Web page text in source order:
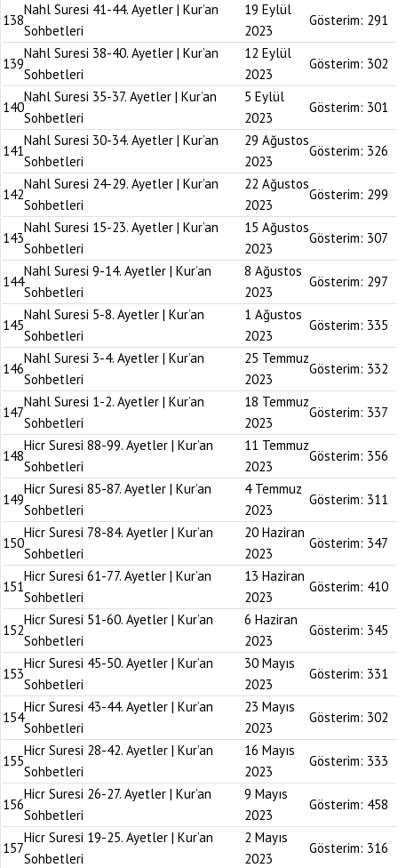
138
Nahl Suresi 41-44. Ayetler | Kur’an
Sohbetleri
19 Eylül
2023
Gösterim: 291
139
Nahl Suresi 38-40. Ayetler | Kur’an
Sohbetleri
12 Eylül
2023
Gösterim: 302
140
Nahl Suresi 35-37. Ayetler | Kur’an
Sohbetleri
5 Eylül
2023
Gösterim: 301
141
Nahl Suresi 30-34. Ayetler | Kur’an
Sohbetleri
29 Ağustos
2023
Gösterim: 326
142
Nahl Suresi 24-29. Ayetler | Kur’an
Sohbetleri
22 Ağustos
2023
Gösterim: 299
143
Nahl Suresi 15-23. Ayetler | Kur’an
Sohbetleri
15 Ağustos
2023
Gösterim: 307
144
Nahl Suresi 9-14. Ayetler | Kur’an
Sohbetleri
8 Ağustos
2023
Gösterim: 297
145
Nahl Suresi 5-8. Ayetler | Kur’an
Sohbetleri
1 Ağustos
2023
Gösterim: 335
146
Nahl Suresi 3-4. Ayetler | Kur’an
Sohbetleri
25 Temmuz
2023
Gösterim: 332
147
Nahl Suresi 1-2. Ayetler | Kur’an
Sohbetleri
18 Temmuz
2023
Gösterim: 337
148
Hicr Suresi 88-99. Ayetler | Kur’an
Sohbetleri
11 Temmuz
2023
Gösterim: 356
149
Hicr Suresi 85-87. Ayetler | Kur’an
Sohbetleri
4 Temmuz
2023
Gösterim: 311
150
Hicr Suresi 78-84. Ayetler | Kur’an
Sohbetleri
20 Haziran
2023
Gösterim: 347
151
Hicr Suresi 61-77. Ayetler | Kur’an
Sohbetleri
13 Haziran
2023
Gösterim: 410
152
Hicr Suresi 51-60. Ayetler | Kur’an
Sohbetleri
6 Haziran
2023
Gösterim: 345
153
Hicr Suresi 45-50. Ayetler | Kur’an
Sohbetleri
30 Mayıs
2023
Gösterim: 331
154
Hicr Suresi 43-44. Ayetler | Kur’an
Sohbetleri
23 Mayıs
2023
Gösterim: 302
155
Hicr Suresi 28-42. Ayetler | Kur’an
Sohbetleri
16 Mayıs
2023
Gösterim: 333
156
Hicr Suresi 26-27. Ayetler | Kur’an
Sohbetleri
9 Mayıs
2023
Gösterim: 458
157
Hicr Suresi 19-25. Ayetler | Kur’an
Sohbetleri
2 Mayıs
2023
Gösterim: 316